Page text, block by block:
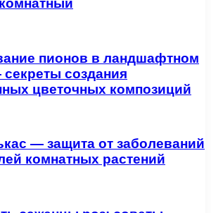
пионов в ландшафтном
создания
цветочных композиций
— защита от заболеваний
комнатных растений